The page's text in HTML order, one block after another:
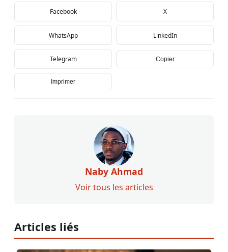
Facebook X
WhatsApp LinkedIn
Telegram Copier
Imprimer
Naby Ahmad
Voir tous les articles
Articles liés